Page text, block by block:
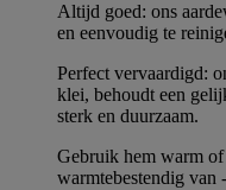
Altijd goed: ons
en eenvoudig te
Perfect vervaardigd:
klei, behoudt een
sterk en duurzaam.
Gebruik hem warm
warmtebestendig van